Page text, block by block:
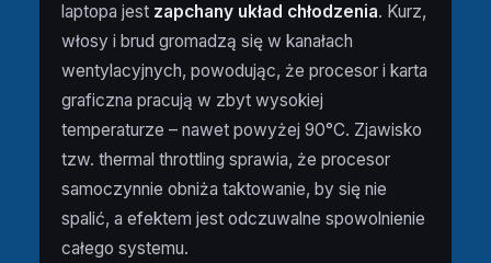
laptopa jest zapchany układ chłodzenia. Kurz,
włosy i brud gromadzą się w kanałach
wentylacyjnych, powodując, że procesor i karta
graficzna pracują w zbyt wysokiej
temperaturze – nawet powyżej 90°C. Zjawisko
tzw. thermal throttling sprawia, że procesor
samoczynnie obniża taktowanie, by się nie
spalić, a efektem jest odczuwalne spowolnienie
całego systemu.